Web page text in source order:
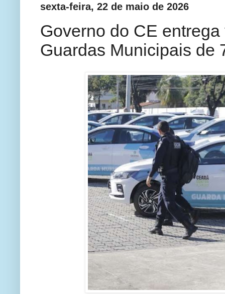
sexta-feira, 22 de maio de 2026
Governo do CE
Guardas Municipais de